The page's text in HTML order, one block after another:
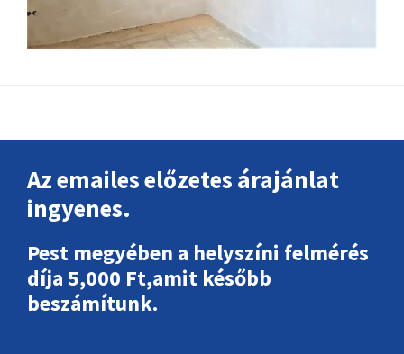
Az emailes előzetes árajánlat
ingyenes.
Pest megyében a helyszíni felmérés
díja 5,000 Ft,amit később
beszámítunk.